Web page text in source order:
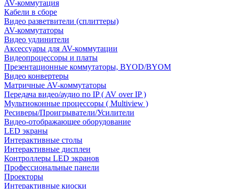
AV-коммутация
Кабели в сборе
Видео разветвители (сплиттеры)
AV-коммутаторы
Видео удлинители
Аксессуары для AV-коммутации
Видеопроцессоры и платы
Презентационные коммутаторы, BYOD/BYOM
Видео конвертеры
Матричные AV-коммутаторы
Передача видео/аудио по IP ( AV over IP )
Мультиоконные процессоры ( Multiview )
Ресиверы/Проигрыватели/Усилители
Видео-отображающее оборудование
LED экраны
Интерактивные столы
Интерактивные дисплеи
Контроллеры LED экранов
Профессиональные панели
Проекторы
Интерактивные киоски